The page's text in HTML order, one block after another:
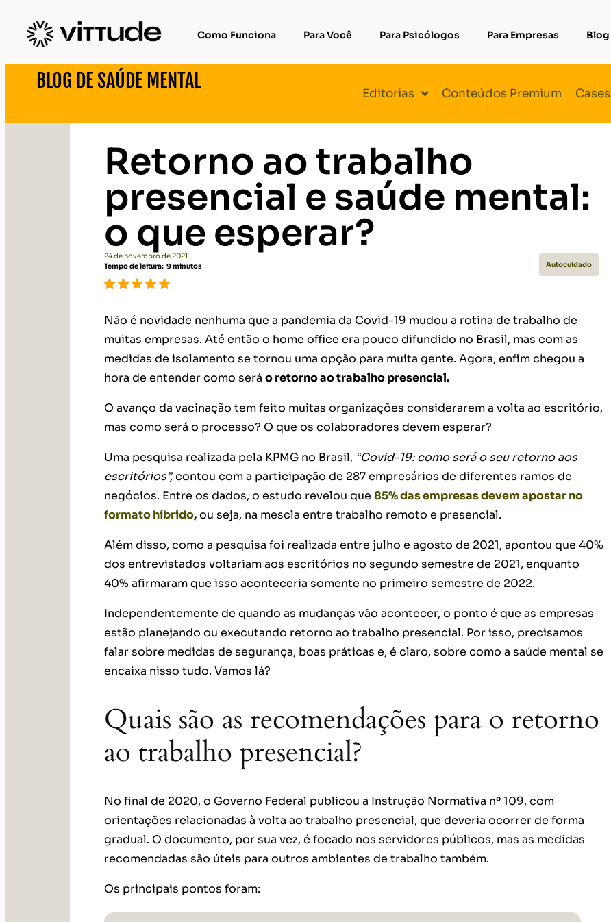
Como Funciona Para Você Para Psicólogos Para Empresas Blog
BLOG DE SAÚDE MENTAL
Editorias Conteúdos Premium Cases
Retorno ao trabalho
presencial e saúde mental:
o que esperar?
24 de novembro de 2021
Tempo de leitura: 9minutos Autocuidado
Não é novidade nenhuma que a pandemia da Covid-19 mudou a rotina de trabalho de
muitas empresas. Até então o home office era pouco difundido no Brasil, mas com as
medidas de isolamento se tornou uma opção para muita gente. Agora, enfim chegou a
hora de entender como será o retorno ao trabalho presencial.
O avanço da vacinação tem feito muitas organizações considerarem a volta ao escritório,
mas como será o processo? O que os colaboradores devem esperar?
Uma pesquisa realizada pela KPMG no Brasil, “Covid-19: como será o seu retorno aos
escritórios”,contou com a participação de 287 empresários de diferentes ramos de
negócios. Entre os dados, o estudo revelou que 85% das empresas devem apostar no
formato híbrido,ou seja, na mescla entre trabalho remoto e presencial.
Além disso, como a pesquisa foi realizada entre julho e agosto de 2021, apontou que 40%
dos entrevistados voltariam aos escritórios no segundo semestre de 2021, enquanto
40% afirmaram que isso aconteceria somente no primeiro semestre de 2022.
Independentemente de quando as mudanças vão acontecer, o ponto é que as empresas
estão planejando ou executando retorno ao trabalho presencial. Por isso, precisamos
falar sobre medidas de segurança, boas práticas e, é claro, sobre como a saúde mental se
encaixa nisso tudo. Vamos lá?
Quais são as recomendações para o retorno
ao trabalho presencial?
No final de 2020, o Governo Federal publicou a Instrução Normativa nº 109, com
orientações relacionadas à volta ao trabalho presencial, que deveria ocorrer de forma
gradual. O documento, por sua vez, é focado nos servidores públicos, mas as medidas
recomendadas são úteis para outros ambientes de trabalho também.
Os principais pontos foram: